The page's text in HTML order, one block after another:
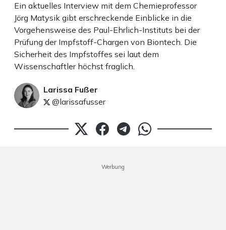
Ein aktuelles Interview mit dem Chemieprofessor
Jörg Matysik gibt erschreckende Einblicke in die
Vorgehensweise des Paul-Ehrlich-Instituts bei der
Prüfung der Impfstoff-Chargen von Biontech. Die
Sicherheit des Impfstoffes sei laut dem
Wissenschaftler höchst fraglich.
Larissa Fußer
@larissafusser
Werbung